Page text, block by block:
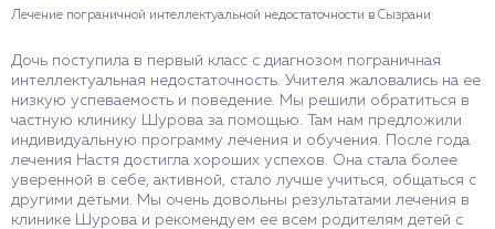
Лечение пограничной интеллектуальной недостаточности в Сызрани
Дочь поступила в первый класс с диагнозом пограничная
интеллектуальная недостаточность. Учителя жаловались на ее
низкую успеваемость и поведение. Мы решили обратиться в
частную клинику Шурова за помощью. Там нам предложили
индивидуальную программу лечения и обучения. После года
лечения Настя достигла хороших успехов. Она стала более
уверенной в себе, активной, стало лучше учиться, общаться с
другими детьми. Мы очень довольны результатами лечения в
клинике Шурова и рекомендуем ее всем родителям детей с